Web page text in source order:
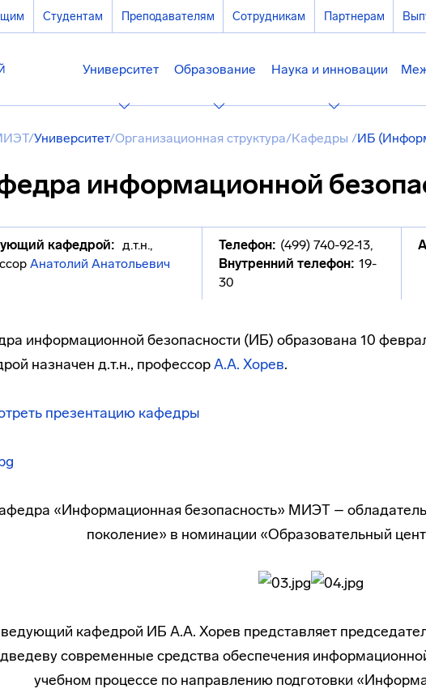
Студентам Преподавателям Сотрудникам Партнерам
Университет Образование Наука и инновации
/Университет/Организационная структура/Кафедры /ИБ
информационной
кафедрой: д.т.н.,
Анатолий Анатольевич
Телефон: (499) 740-92-13,
Внутренний телефон: 19-
30
информационной безопасности (ИБ) образована 10
назначен д.т.н., профессорА.А. Хорев.
презентацию кафедры
«Информационная безопасность» МИЭТ –
поколение» в номинации «Образовательный
кафедрой ИБ А.А. Хорев представляет
современные средства обеспечения
учебном процессе по направлению подготовки